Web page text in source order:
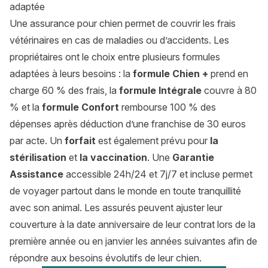
adaptée
Une assurance pour chien permet de couvrir les frais
vétérinaires en cas de maladies ou d’accidents. Les
propriétaires ont le choix entre plusieurs formules
adaptées à leurs besoins : la formule Chien + prend en
charge 60 % des frais, la formule Intégrale couvre à 80
% et la formule Confort rembourse 100 % des
dépenses après déduction d’une franchise de 30 euros
par acte. Un forfait est également prévu pour la
stérilisation et la vaccination. Une Garantie
Assistance accessible 24h/24 et 7j/7 et incluse permet
de voyager partout dans le monde en toute tranquillité
avec son animal. Les assurés peuvent ajuster leur
couverture à la date anniversaire de leur contrat lors de la
première année ou en janvier les années suivantes afin de
répondre aux besoins évolutifs de leur chien.